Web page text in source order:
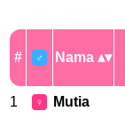
# ♂ Nama
1 ♀ Mutia